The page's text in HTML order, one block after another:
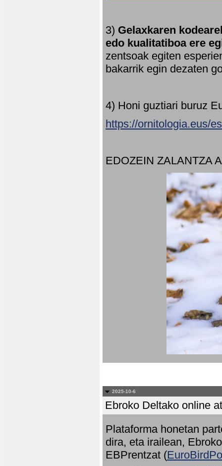
3) Gelaxkaren
edo kualitatiboa ere
zentsoak egiten
bakarrik egin dezaten
4) Honi guztiari buruz
https://ornitologia.eus/
EDOZEIN ZALANTZA
2025-10-6
Ebroko Deltako online
Plataforma honetan
dira, eta irailean,
EBPrentzat (